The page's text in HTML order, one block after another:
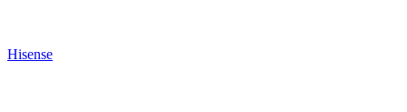
Hisense